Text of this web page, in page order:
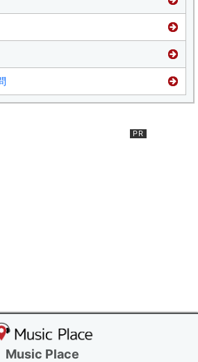
Music Place